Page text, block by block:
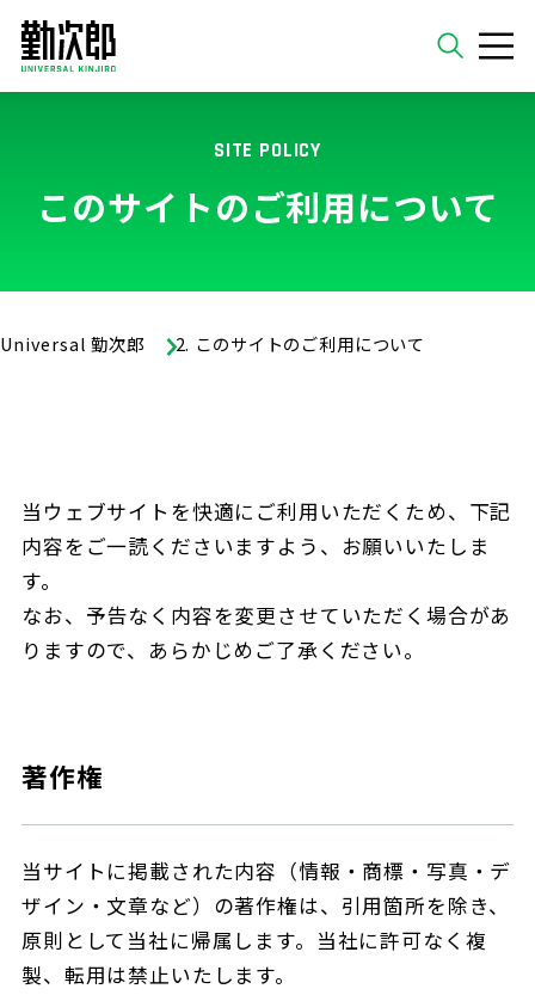
ホーム
SITE POLICY
このサイトのご利用について
Universal 勤次郎 このサイトのご利用について
当ウェブサイトを快適にご利用いただくため、下記
内容をご一読くださいますよう、お願いいたしま
す。
なお、予告なく内容を変更させていただく場合があ
りますので、あらかじめご了承ください。
著作権
当サイトに掲載された内容（情報・商標・写真・デ
ザイン・文章など）の著作権は、引用箇所を除き、
原則として当社に帰属します。当社に許可なく複
製、転用は禁止いたします。